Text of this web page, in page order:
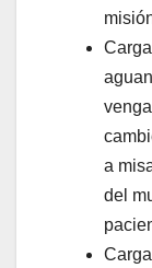
a
del